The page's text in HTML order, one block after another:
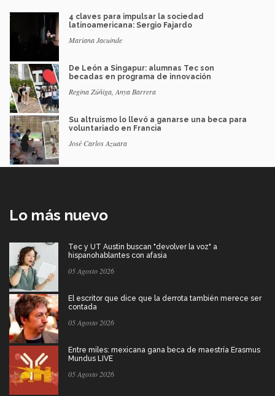
4 claves para impulsar la sociedad
latinoamericana: Sergio Fajardo
Mariana Jacuinde
De León a Singapur: alumnas Tec son
becadas en programa de innovación
Regina Zúñiga, Anya Barrera
Su altruismo lo llevó a ganarse una beca para
voluntariado en Francia
José Carlos Azuara
Lo más nuevo
Tec y UT Austin buscan "devolver la voz" a
hispanohablantes con afasia
05 Agosto 2026
El escritor que dice que la derrota también merece ser
contada
05 Agosto 2026
Entre miles: mexicana gana beca de maestría Erasmus
Mundus LIVE
05 Agosto 2026